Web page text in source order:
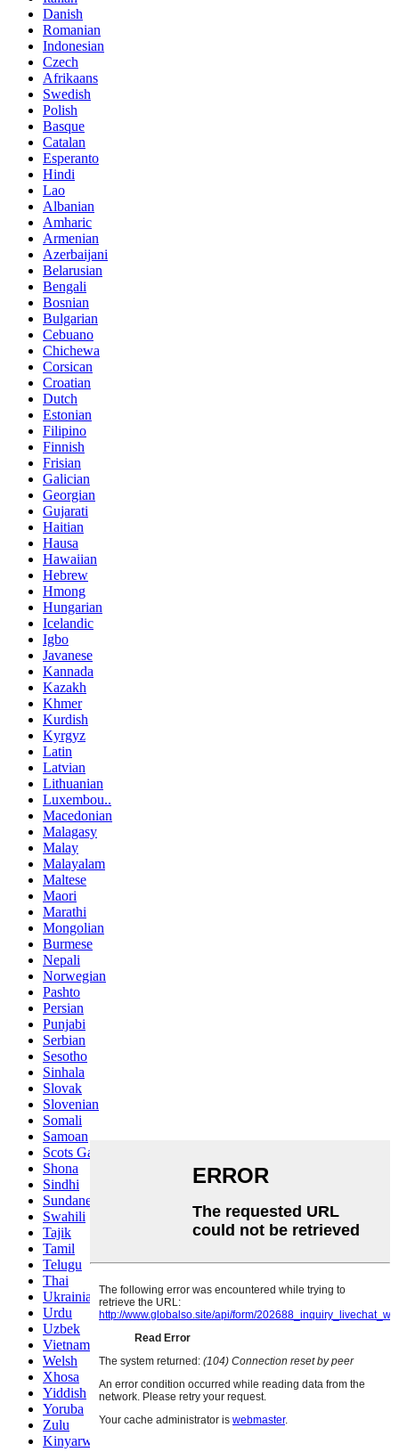
Danish
Romanian
Indonesian
Czech
Afrikaans
Swedish
Polish
Basque
Catalan
Esperanto
Hindi
Lao
Albanian
Amharic
Armenian
Azerbaijani
Belarusian
Bengali
Bosnian
Bulgarian
Cebuano
Chichewa
Corsican
Croatian
Dutch
Estonian
Filipino
Finnish
Frisian
Galician
Georgian
Gujarati
Haitian
Hausa
Hawaiian
Hebrew
Hmong
Hungarian
Icelandic
Igbo
Javanese
Kannada
Kazakh
Khmer
Kurdish
Kyrgyz
Latin
Latvian
Lithuanian
Luxembou..
Macedonian
Malagasy
Malay
Malayalam
Maltese
Maori
Marathi
Mongolian
Burmese
Nepali
Norwegian
Pashto
Persian
Punjabi
Serbian
Sesotho
Sinhala
Slovak
Slovenian
Somali
Samoan
Scots Gaelic
Shona
Sindhi
Sundanese
Swahili
Tajik
Tamil
Telugu
Thai
Ukrainian
Urdu
Uzbek
Vietnamese
Welsh
Xhosa
Yiddish
Yoruba
Zulu
Kinyarwanda